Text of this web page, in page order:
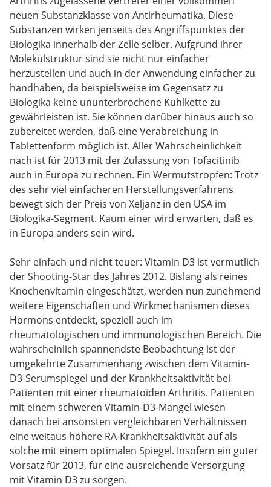
neuen Substanzklasse von Antirheumatika. Diese
Substanzen wirken jenseits des Angriffspunktes der
Biologika innerhalb der Zelle selber. Aufgrund ihrer
Molekülstruktur sind sie nicht nur einfacher
herzustellen und auch in der Anwendung einfacher zu
handhaben, da beispielsweise im Gegensatz zu
Biologika keine ununterbrochene Kühlkette zu
gewährleisten ist. Sie können darüber hinaus auch so
zubereitet werden, daß eine Verabreichung in
Tablettenform möglich ist. Aller Wahrscheinlichkeit
nach ist für 2013 mit der Zulassung von Tofacitinib
auch in Europa zu rechnen. Ein Wermutstropfen: Trotz
des sehr viel einfacheren Herstellungsverfahrens
bewegt sich der Preis von Xeljanz in den USA im
Biologika-Segment. Kaum einer wird erwarten, daß es
in Europa anders sein wird.
Sehr einfach und nicht teuer: Vitamin D3 ist vermutlich
der Shooting-Star des Jahres 2012. Bislang als reines
Knochenvitamin eingeschätzt, werden nun zunehmend
weitere Eigenschaften und Wirkmechanismen dieses
Hormons entdeckt, speziell auch im
rheumatologischen und immunologischen Bereich. Die
wahrscheinlich spannendste Beobachtung ist der
umgekehrte Zusammenhang zwischen dem Vitamin-
D3-Serumspiegel und der Krankheitsaktivität bei
Patienten mit einer rheumatoiden Arthritis. Patienten
mit einem schweren Vitamin-D3-Mangel wiesen
danach bei ansonsten vergleichbaren Verhältnissen
eine weitaus höhere RA-Krankheitsaktivität auf als
solche mit einem optimalen Spiegel. Insofern ein guter
Vorsatz für 2013, für eine ausreichende Versorgung
mit Vitamin D3 zu sorgen.